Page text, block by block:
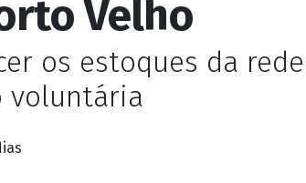
Velho
os estoques da
voluntária